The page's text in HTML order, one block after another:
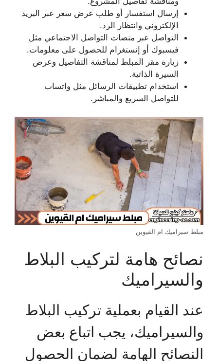
إرسال استفسار أو طلب عرض سعر عبر البريد
الإلكتروني وانتظار الرد.
التواصل عبر منصات التواصل الاجتماعي مثل
فيسبوك أو إنستغرام للحصول على معلومات.
زيارة مقر المبلط لمناقشة التفاصيل وعرض
السيرة الذاتية.
استخدام تطبيقات الرسائل مثل واتساب
للتواصل السريع والمباشر.
مبلط سيراميك ام القيوين
نصائح هامة لتركيب البلاط
والسيراميك
عند القيام بعملية تركيب البلاط
والسيراميك، يجب اتباع بعض
النصائح الهامة لضمان الحصول